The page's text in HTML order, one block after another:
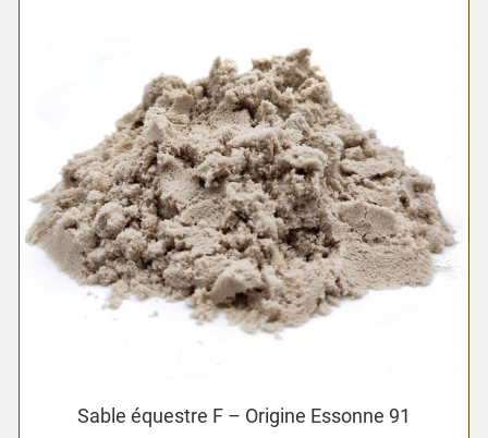
Sable équestre F – Origine Essonne 91